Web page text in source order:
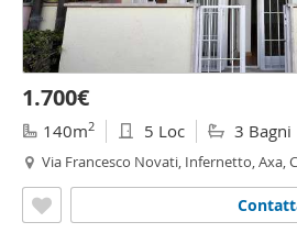
1.700€
140m2 5 Loc 3 Bagni
Via Francesco Novati, Infernetto, Axa,